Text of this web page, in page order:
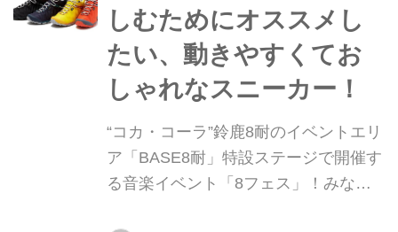
しむためにオススメし
たい、動きやすくてお
しゃれなスニーカー！
“コカ・コーラ”鈴鹿8耐のイベントエリ
ア「BASE8耐」特設ステージで開催す
る音楽イベント「8フェス」！みなさ